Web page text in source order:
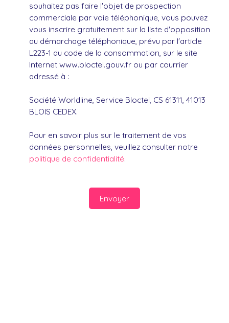
souhaitez pas faire l'objet de prospection
commerciale par voie téléphonique, vous pouvez
vous inscrire gratuitement sur la liste d'opposition
au démarchage téléphonique, prévu par l'article
L223-1 du code de la consommation, sur le site
Internet www.bloctel.gouv.fr ou par courrier
adressé à :
Société Worldline, Service Bloctel, CS 61311, 41013
BLOIS CEDEX.
Pour en savoir plus sur le traitement de vos
données personnelles, veuillez consulter notre
politique de confidentialité.
Envoyer